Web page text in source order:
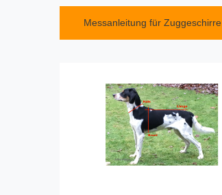
Messanleitung für Zuggeschirre